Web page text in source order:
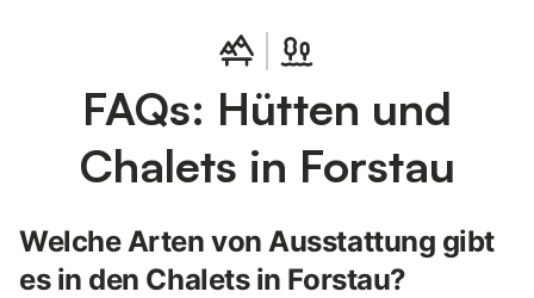
FAQs: Hütten und
Chalets in Forstau
Welche Arten von Ausstattung gibt
es in den Chalets in Forstau?